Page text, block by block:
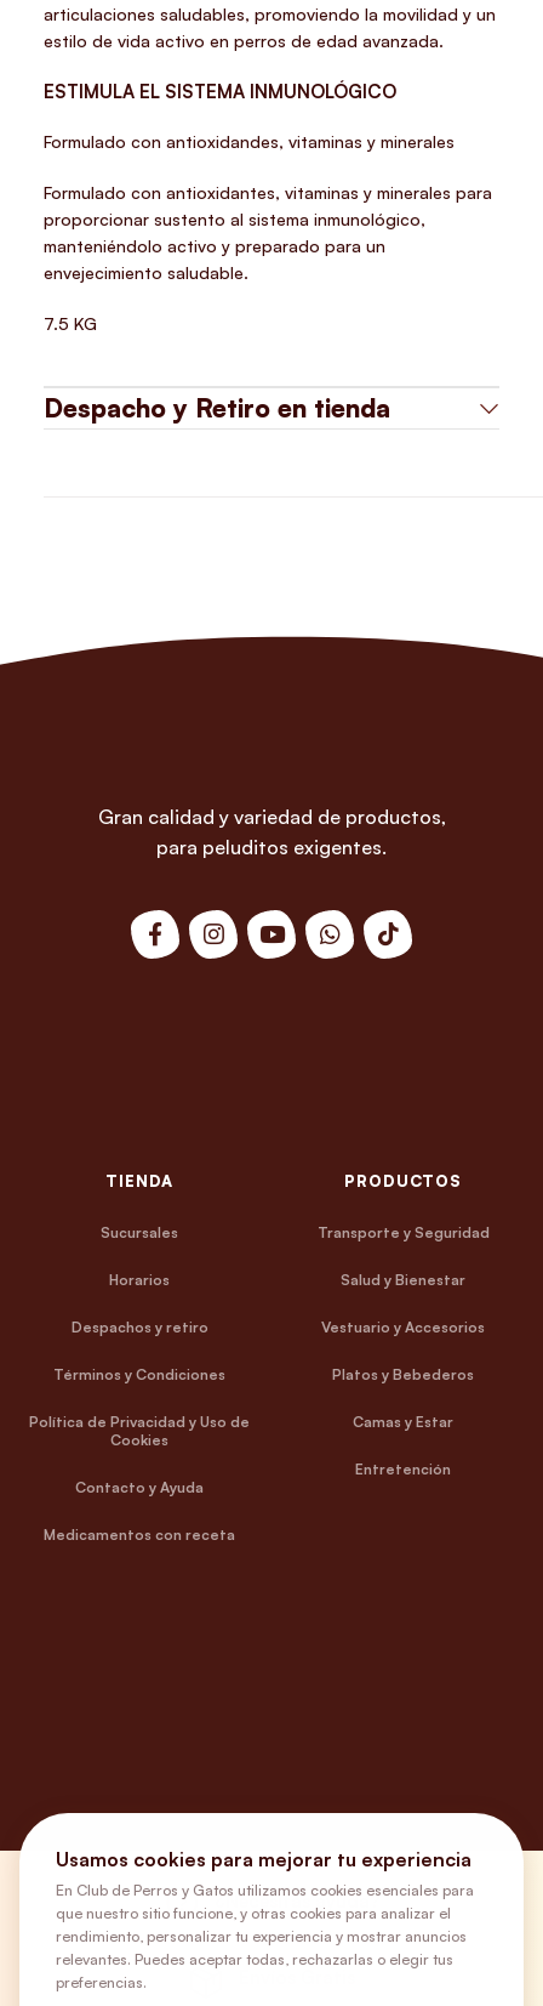
articulaciones saludables, promoviendo la movilidad y un
estilo de vida activo en perros de edad avanzada.
ESTIMULA EL SISTEMA INMUNOLÓGICO
Formulado con antioxidandes, vitaminas y minerales
Formulado con antioxidantes, vitaminas y minerales para
proporcionar sustento al sistema inmunológico,
manteniéndolo activo y preparado para un
envejecimiento saludable.
7.5 KG
Despacho y Retiro en tienda
Gran calidad y variedad de productos,
para peluditos exigentes.
TIENDA
Sucursales
Horarios
Despachos y retiro
Términos y Condiciones
Política de Privacidad y Uso de
Cookies
Contacto y Ayuda
Medicamentos con receta
PRODUCTOS
Transporte y Seguridad
Salud y Bienestar
Vestuario y Accesorios
Platos y Bebederos
Camas y Estar
Entretención
¿Necesitas ayuda?
Usamos cookies para mejorar tu experiencia
En Club de Perros y Gatos utilizamos cookies esenciales para
que nuestro sitio funcione, y otras cookies para analizar el
rendimiento, personalizar tu experiencia y mostrar anuncios
relevantes. Puedes aceptar todas, rechazarlas o elegir tus
preferencias.